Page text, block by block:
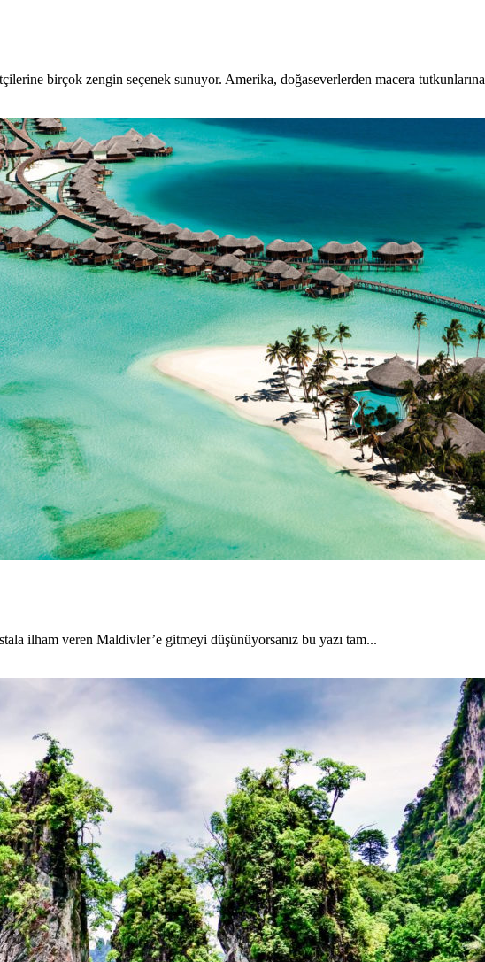
birçok zengin seçenek sunuyor. Amerika, doğaseverlerden macera
ilham veren Maldivler’e gitmeyi düşünüyorsanız bu yazı tam...